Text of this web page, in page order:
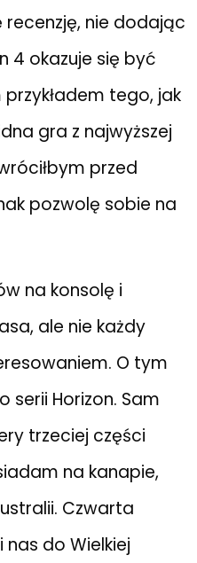
nie dodając
4 okazuje się być
tego, jak
gra z najwyższej
przed
pozwolę sobie na
na konsolę i
ale nie każdy
O tym
serii Horizon. Sam
trzeciej części
na kanapie,
Czwarta
do Wielkiej